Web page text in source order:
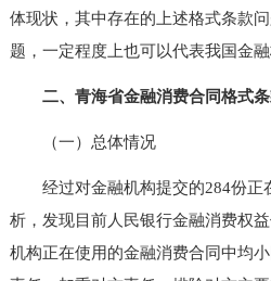
体现状，其中存在的上述格式条款
题，一定程度上也可以代表我国金
二、青海省金融消费合同格式
（一）总体情况
经过对金融机构提交的284份正
析，发现目前人民银行金融消费权
机构正在使用的金融消费合同中均